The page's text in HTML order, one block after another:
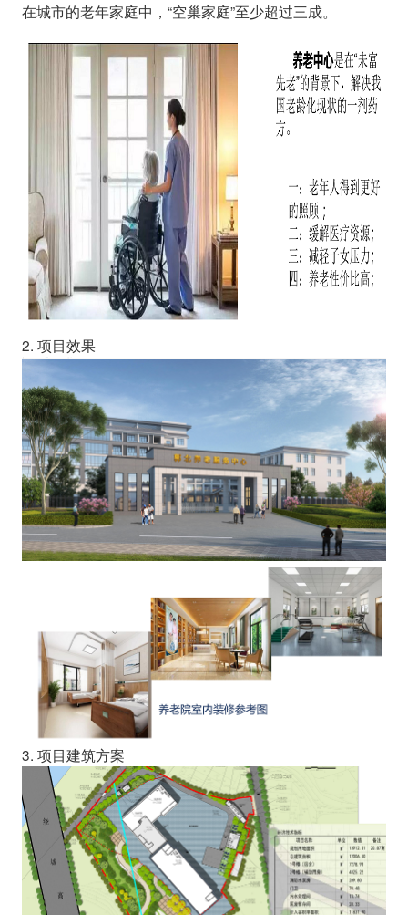
在城市的老年家庭中，“空巢家庭”至少超过三成。
2. 项目效果
3. 项目建筑方案